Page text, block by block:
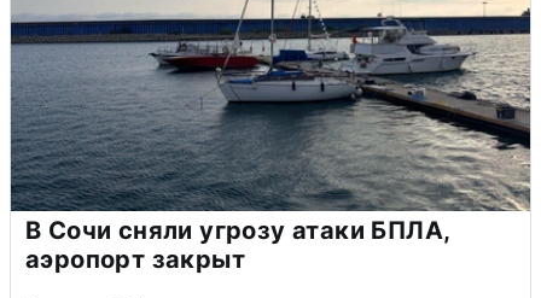
В Сочи сняли угрозу атаки БПЛА,
аэропорт закрыт